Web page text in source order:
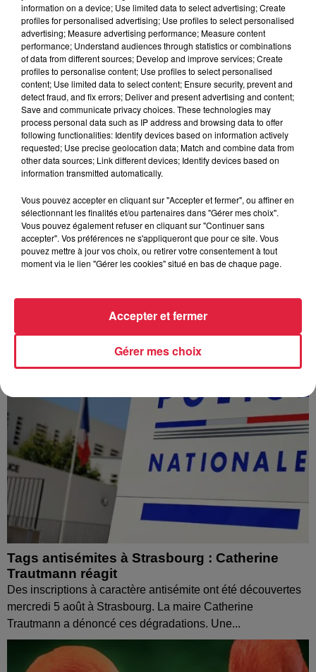
À Hoerdt, de l’eau brune sort des robinets
Depuis plusieurs jours, des habitants de Hoerdt ont vu de
nombreuses interrogations, la municipalité a pris...
Tags antisémites à Strasbourg : Catherine
Trautmann réagit
Des inscriptions à caractère antisémite ont été découvertes
mercredi 5 août à Strasbourg. La maire Catherine
Trautmann a dénoncé ces dégradations. Une...
information on a device; Use limited data to select advertising; Create
profiles for personalised advertising; Use profiles to select personalised
advertising; Measure advertising performance; Measure content
performance; Understand audiences through statistics or combinations
of data from different sources; Develop and improve services; Create
profiles to personalise content; Use profiles to select personalised
content; Use limited data to select content; Ensure security, prevent and
detect fraud, and fix errors; Deliver and present advertising and content;
Save and communicate privacy choices. These technologies may
process personal data such as IP address and browsing data to offer
following functionalities: Identify devices based on information actively
requested; Use precise geolocation data; Match and combine data from
other data sources; Link different devices; Identify devices based on
information transmitted automatically.
Vous pouvez accepter en cliquant sur "Accepter et fermer", ou affiner en
sélectionnant les finalités et/ou partenaires dans "Gérer mes choix".
Vous pouvez également refuser en cliquant sur "Continuer sans
accepter". Vos préférences ne s'appliqueront que pour ce site. Vous
pouvez mettre à jour vos choix, ou retirer votre consentement à tout
moment via le lien "Gérer les cookies" situé en bas de chaque page.
Gérer mes choix
Accepter et fermer